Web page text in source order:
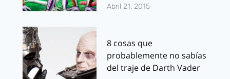
Abril 21, 2015
8 cosas que
probablemente no sabías
del traje de Darth Vader